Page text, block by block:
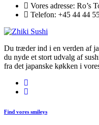
Vores adresse: Ro’s
Telefon: +45 44 44
Du træder ind i en verden af
du nyde et stort udvalg af
fra det japanske køkken i
Find vores smileys